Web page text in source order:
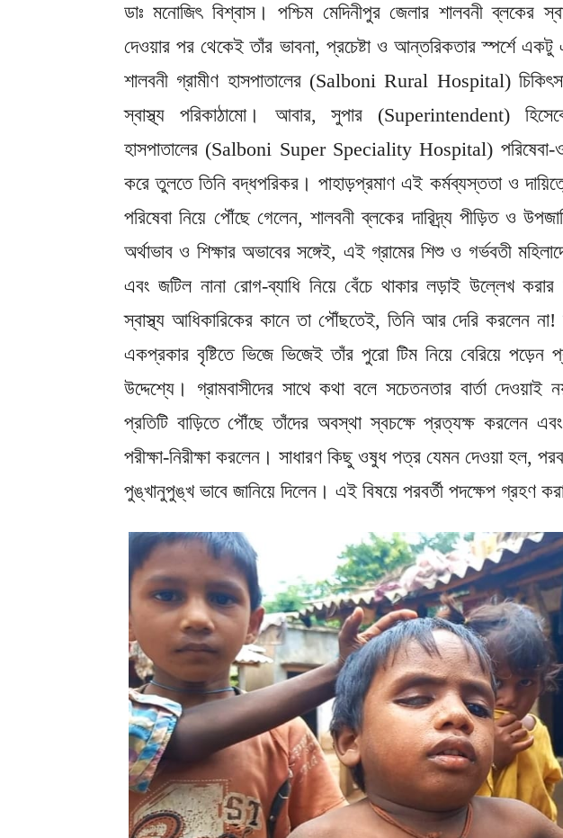
ডাঃ মনোজিৎ বিশ্বাস। পশ্চিম মেদিনীপুর জেলার শালবনী ব্লকের
দেওয়ার পর থেকেই তাঁর ভাবনা, প্রচেষ্টা ও আন্তরিকতার স্পর্শে
শালবনী গ্রামীণ হাসপাতালের (Salboni Rural Hospital)
স্বাস্থ্য পরিকাঠামো। আবার, সুপার (Superintendent)
হাসপাতালের (Salboni Super Speciality Hospital)
করে তুলতে তিনি বদ্ধপরিকর। পাহাড়প্রমাণ এই কর্মব্যস্ততা ও
পরিষেবা নিয়ে পৌঁছে গেলেন, শালবনী ব্লকের দারিদ্র্য পীড়িত ও
অর্থাভাব ও শিক্ষার অভাবের সঙ্গেই, এই গ্রামের শিশু ও গর্ভবতী
এবং জটিল নানা রোগ-ব্যাধি নিয়ে বেঁচে থাকার লড়াই উল্লেখ
স্বাস্থ্য আধিকারিকের কানে তা পৌঁছতেই, তিনি আর দেরি করলেন না!
একপ্রকার বৃষ্টিতে ভিজে ভিজেই তাঁর পুরো টিম নিয়ে বেরিয়ে
উদ্দেশ্যে। গ্রামবাসীদের সাথে কথা বলে সচেতনতার বার্তা দেওয়াই
প্রতিটি বাড়িতে পৌঁছে তাঁদের অবস্থা স্বচক্ষে প্রত্যক্ষ করলেন
পরীক্ষা-নিরীক্ষা করলেন। সাধারণ কিছু ওষুধ পত্র যেমন দেওয়া হল,
পুঙ্খানুপুঙ্খ ভাবে জানিয়ে দিলেন। এই বিষয়ে পরবর্তী পদক্ষেপ গ্রহণ